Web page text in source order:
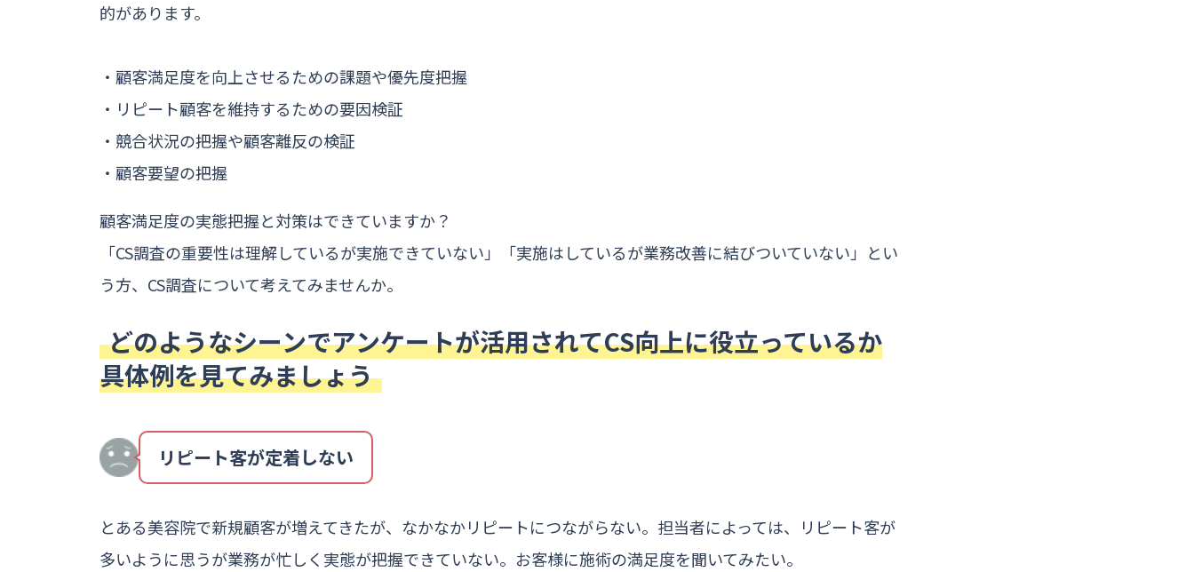
的があります。
・顧客満足度を向上させるための課題や優先度把握
・リピート顧客を維持するための要因検証
・競合状況の把握や顧客離反の検証
・顧客要望の把握
顧客満足度の実態把握と対策はできていますか？
「CS調査の重要性は理解しているが実施できていない」「実施はしているが業務改善に結びついていない」とい
う方、CS調査について考えてみませんか。
どのようなシーンでアンケートが活用されてCS向上に役立っているか
具体例を見てみましょう
リピート客が定着しない
とある美容院で新規顧客が増えてきたが、なかなかリピートにつながらない。担当者によっては、リピート客が
多いように思うが業務が忙しく実態が把握できていない。お客様に施術の満足度を聞いてみたい。